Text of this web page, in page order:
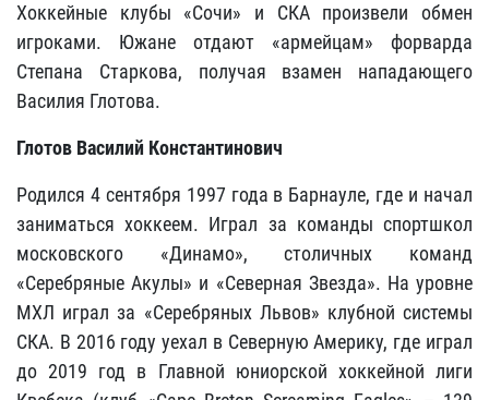
Хоккейные клубы «Сочи» и СКА произвели обмен
игроками. Южане отдают «армейцам» форварда
Степана Старкова, получая взамен нападающего
Василия Глотова.
Глотов Василий Константинович
Родился 4 сентября 1997 года в Барнауле, где и начал
заниматься хоккеем. Играл за команды спортшкол
московского «Динамо», столичных команд
«Серебряные Акулы» и «Северная Звезда». На уровне
МХЛ играл за «Серебряных Львов» клубной системы
СКА. В 2016 году уехал в Северную Америку, где играл
до 2019 год в Главной юниорской хоккейной лиги